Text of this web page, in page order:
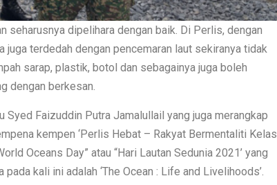
seharusnya dipelihara dengan baik. Di Perlis, dengan
terdedah dengan pencemaran laut sekiranya tidak
sarap, plastik, botol dan sebagainya juga boleh
dengan berkesan.
Syed Faizuddin Putra Jamalullail yang juga merangkap
kempen ‘Perlis Hebat – Rakyat Bermentaliti Kelas
Oceans Day” atau “Hari Lautan Sedunia 2021’ yang
kali ini adalah ‘The Ocean : Life and Livelihoods’.